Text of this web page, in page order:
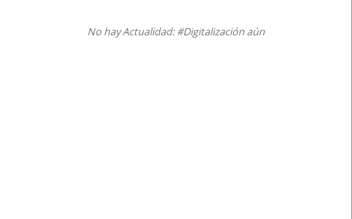
No hay Actualidad: #Digitalización aún